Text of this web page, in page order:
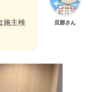
旦那さん
施主検